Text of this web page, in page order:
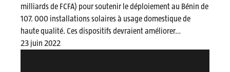
milliards de FCFA) pour soutenir le déploiement au Bénin de
107. 000 installations solaires à usage domestique de
haute qualité. Ces dispositifs devraient améliorer…
23 juin 2022